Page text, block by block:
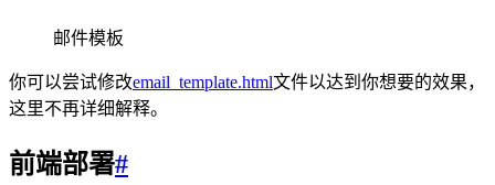
邮件模板
你可以尝试修改email_template.html文件以达到你想要的效果，
这里不再详细解释。
前端部署#